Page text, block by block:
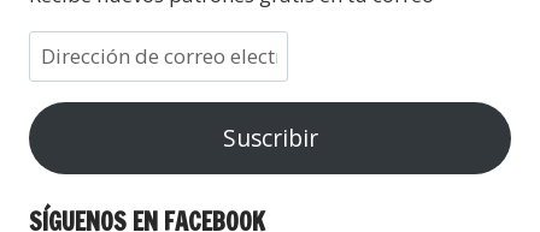
Suscribir
SÍGUENOS EN FACEBOOK